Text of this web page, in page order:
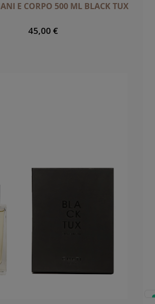
E CORPO 500 ML BLACK TUX
45,00 €